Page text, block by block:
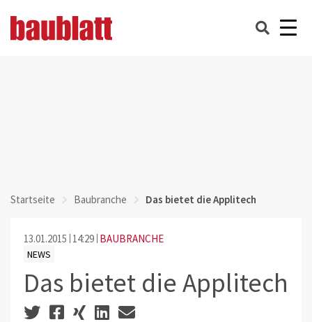
Startseite Baubranche Das bietet die Applitech
13.01.2015 14:29 BAUBRANCHE
NEWS
Das bietet die Applitech